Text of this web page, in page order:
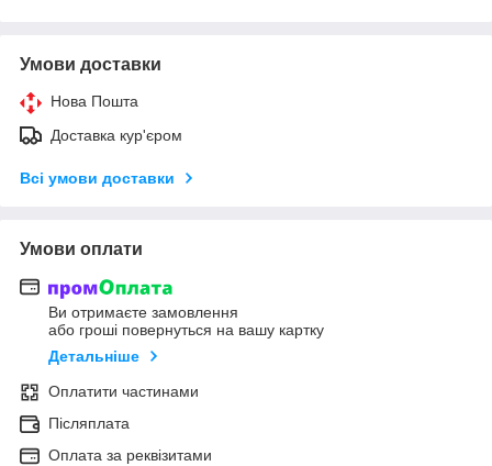
Умови доставки
Нова Пошта
Доставка кур'єром
Всі умови доставки
Умови оплати
Ви отримаєте замовлення
або гроші повернуться на вашу картку
Детальніше
Оплатити частинами
Післяплата
Оплата за реквізитами